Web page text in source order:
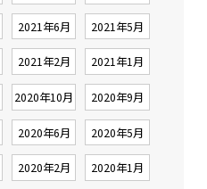
2021年6月 2021年5月
2021年2月 2021年1月
2020年10月 2020年9月
2020年6月 2020年5月
2020年2月 2020年1月